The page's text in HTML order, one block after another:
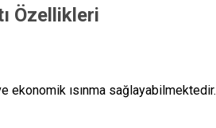
Özellikleri
ekonomik ısınma sağlayabilmektedir.